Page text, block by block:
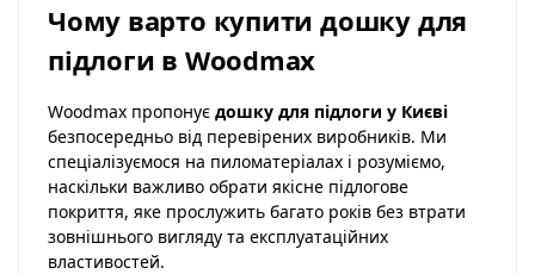
Чому варто купити дошку для
підлоги в Woodmax
Woodmax пропонує дошку для підлоги у Києві
безпосередньо від перевірених виробників. Ми
спеціалізуємося на пиломатеріалах і розуміємо,
наскільки важливо обрати якісне підлогове
покриття, яке прослужить багато років без втрати
зовнішнього вигляду та експлуатаційних
властивостей.